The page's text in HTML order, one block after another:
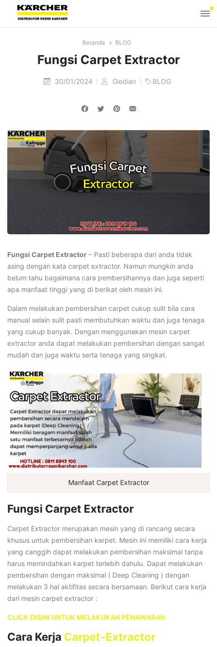
Beranda BLOG
Fungsi Carpet Extractor
30/01/2024 Gledian BLOG
Fungsi Carpet Extractor – Pasti beberapa dari anda tidak
asing dengan kata carpet extractor. Namun mungkin anda
belum tahu bagaimana cara pembersihannya dan juga seperti
apa manfaat tinggi yang di berikat oleh mesin ini.
Dalam melakukan pembersihan carpet cukup sulit bila cara
manual selain sulit pasti membutuhkan waktu dan juga tenaga
yang cukup banyak. Dengan menggunakan mesin carpet
extractor anda dapat melakukan pembersihan dengan sangat
mudah dan juga waktu serta tenaga yang singkat.
Manfaat Carpet Extractor
Fungsi Carpet Extractor
Carpet Extractor merupakan mesin yang di rancang secara
khusus untuk pembersihan karpet. Mesin ini memiliki cara kerja
yang canggih dapat melakukan pembersihan maksimal tanpa
harus memindahkan karpet terlebih dahulu. Dapat melakukan
pembersihan dengan maksimal ( Deep Cleaning ) dengan
melakukan 3 hal aktifitas secara bersamaan. Berikut cara kerja
dari mesin carpet extractor :
CLICK DISINI UNTUK MELAKUKAN PENAWARAN
Cara Kerja Carpet-Extractor